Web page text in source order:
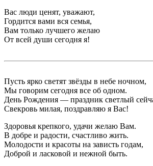
Вас люди ценят, уважают,
Гордится вами вся семья,
Вам только лучшего желаю
От всей души сегодня я!
Пусть ярко светят звёзды в небе ночном,
Мы говорим сегодня все об одном.
День Рождения — праздник светлый
Свекровь милая, поздравляю я Вас!
Здоровья крепкого, удачи желаю Вам.
В добре и радости, счастливо жить.
Молодости и красоты на зависть годам,
Доброй и ласковой и нежной быть.